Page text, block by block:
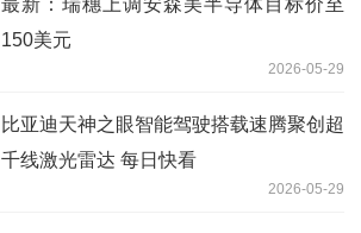
最新：瑞穗上调安森美半导体目标价至
150美元
2026-05-29
比亚迪天神之眼智能驾驶搭载速腾聚创超
千线激光雷达 每日快看
2026-05-29